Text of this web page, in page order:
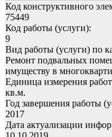
Код конструктивного
75449
Код работы (услуги):
9
Вид работы (услуги) по
Ремонт подвальных
имуществу в
Единица измерения
кв.м.
Год завершения работы
2017
Дата актуализации